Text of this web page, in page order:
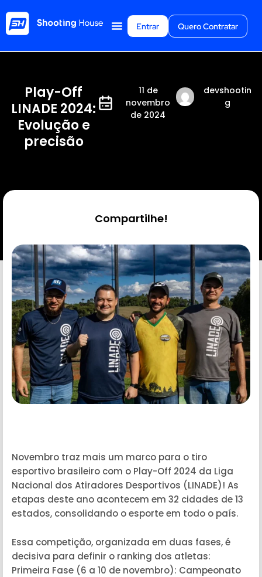
Quero Contratar
Entrar
Play-Off
LINADE 2024:
Evolução e
precisão
11 de
novembro
de 2024
devshootin
g
Compartilhe!
Novembro traz mais um marco para o tiro
esportivo brasileiro com o Play-Off 2024 da Liga
Nacional dos Atiradores Desportivos (LINADE)! As
etapas deste ano acontecem em 32 cidades de 13
estados, consolidando o esporte em todo o país.
Essa competição, organizada em duas fases, é
decisiva para definir o ranking dos atletas:
Primeira Fase (6 a 10 de novembro): Campeonato